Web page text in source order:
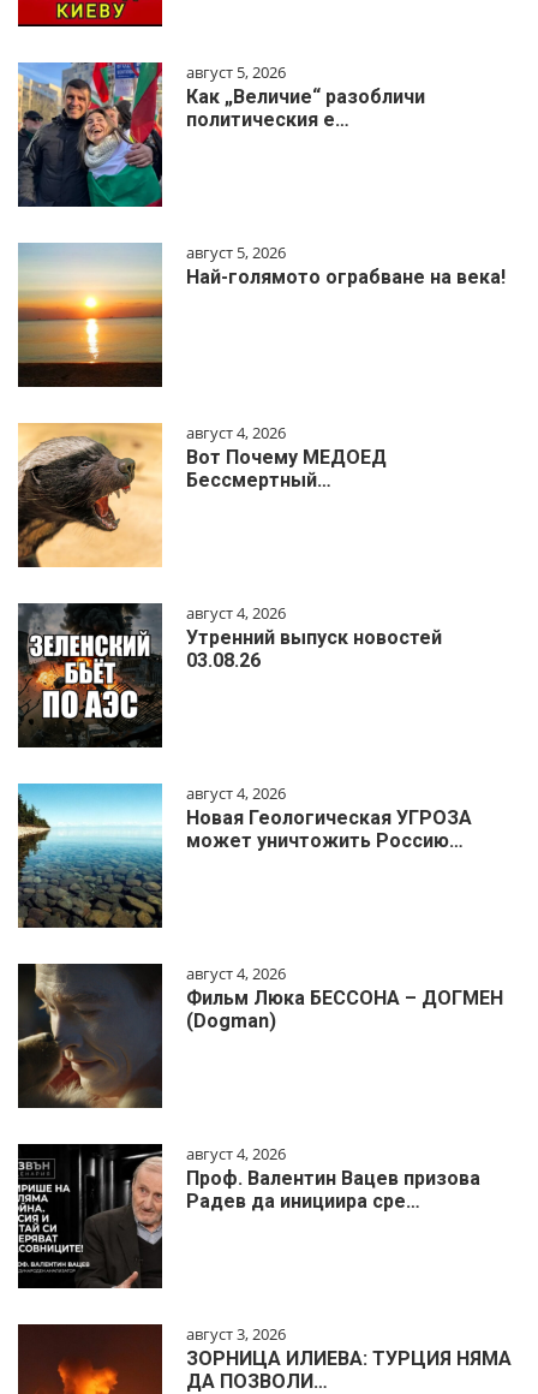
август 5, 2026
Как „Величие“ разобличи
политическия е…
август 5, 2026
Най-голямото ограбване на века!
август 4, 2026
Вот Почему МЕДОЕД
Бессмертный…
август 4, 2026
Утренний выпуск новостей
03.08.26
август 4, 2026
Новая Геологическая УГРОЗА
может уничтожить Россию…
август 4, 2026
Фильм Люка БЕССОНА – ДОГМЕН
(Dogman)
август 4, 2026
Проф. Валентин Вацев призова
Радев да инициира сре…
август 3, 2026
ЗОРНИЦА ИЛИЕВА: ТУРЦИЯ НЯМА
ДА ПОЗВОЛИ…